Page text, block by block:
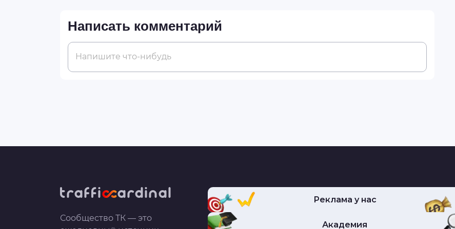
Написать комментарий
Напишите что-нибудь
Сообщество ТК — это
Реклама у нас
Академия